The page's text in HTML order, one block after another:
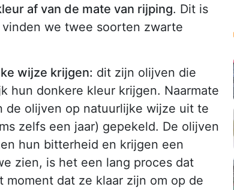
af van de mate van rijping. Dit is
we twee soorten zwarte
wijze krijgen: dit zijn olijven die
hun donkere kleur krijgen. Naarmate
de olijven op natuurlijke wijze uit te
zelfs een jaar) gepekeld. De olijven
hun bitterheid en krijgen een
zien, is het een lang proces dat
dat ze klaar zijn om op de